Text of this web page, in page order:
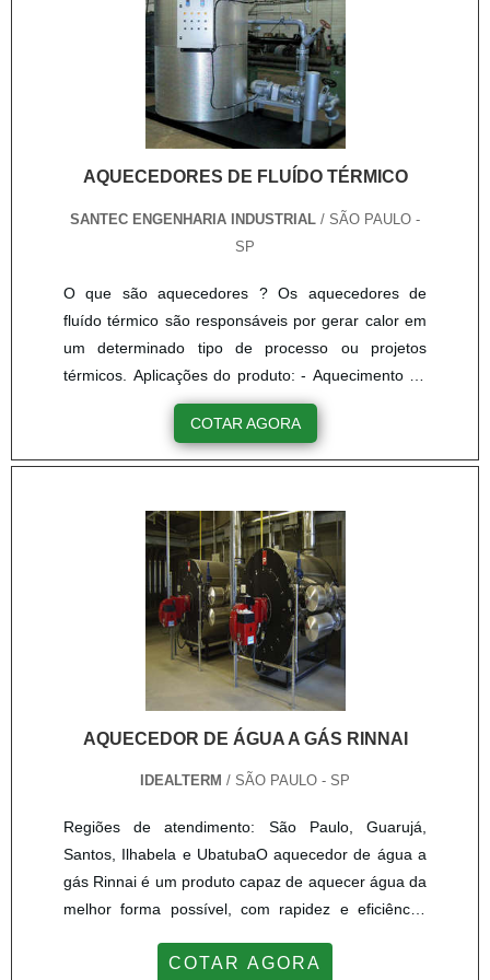
AQUECEDORES DE FLUÍDO TÉRMICO
SANTEC ENGENHARIA INDUSTRIAL / SÃO PAULO -
SP
O que são aquecedores ? Os aquecedores de
fluído térmico são responsáveis por gerar calor em
um determinado tipo de processo ou projetos
térmicos. Aplicações do produto: - Aquecimento de
Asfalto; - Aquecimento de Reatores; - Aquecimento
de Ar através de Radiadores (Estufas, Fornos,
Rama Têxtil e outros); - Aquecimento de Resinas e
Combustão industrial; - Automação industr....
COTAR AGORA
AQUECEDOR DE ÁGUA A GÁS RINNAI
IDEALTERM / SÃO PAULO - SP
Regiões de atendimento: São Paulo, Guarujá,
Santos, Ilhabela e UbatubaO aquecedor de água a
gás Rinnai é um produto capaz de aquecer água da
melhor forma possível, com rapidez e eficiência.
mercado por ter um ótimo custo-benefício e ser fácil
COTAR AGORA